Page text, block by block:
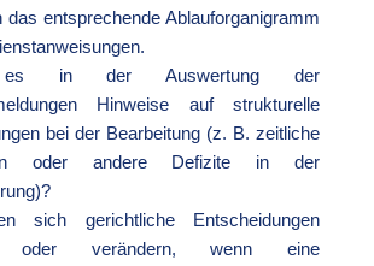
das entsprechende Ablauforganigramm
in der Auswertung der
Hinweise auf strukturelle
bei der Bearbeitung (z. B. zeitliche
oder andere Defizite in der
sich gerichtliche Entscheidungen
oder verändern, wenn eine